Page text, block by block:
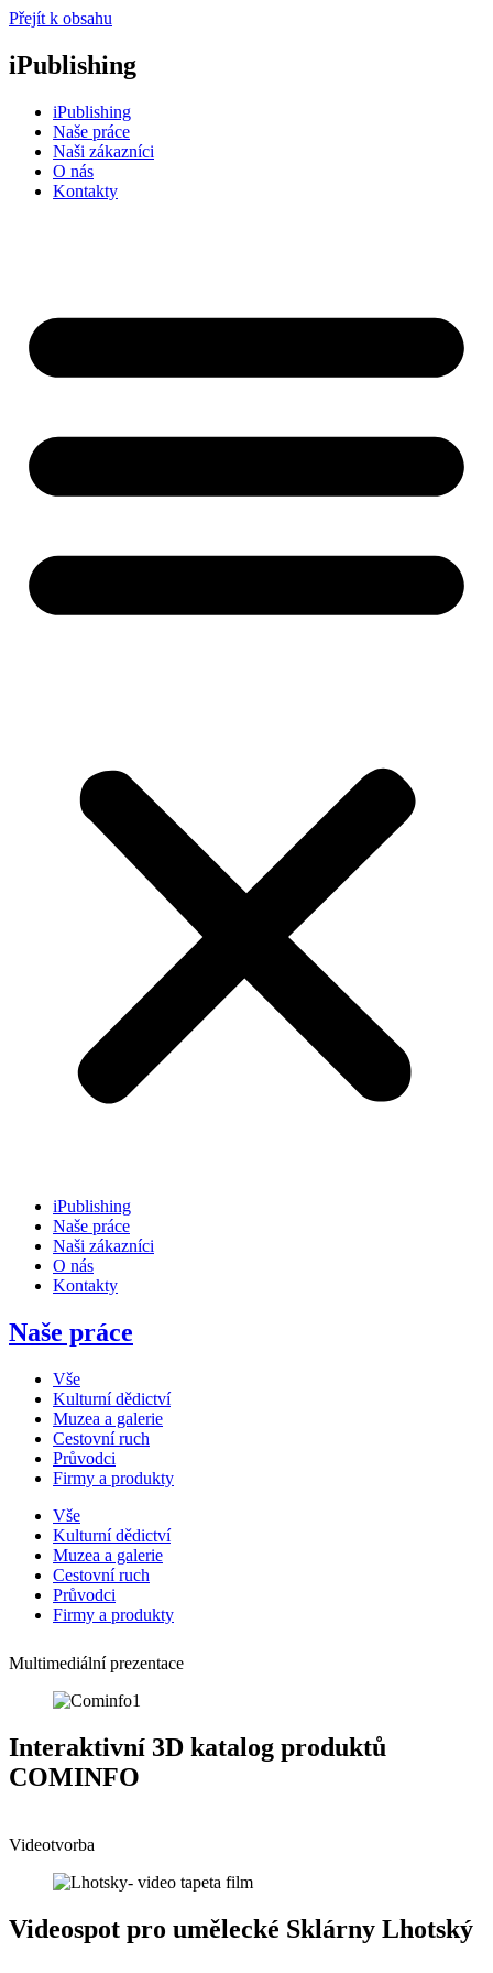
Přejít k obsahu
iPublishing
iPublishing
Naše práce
Naši zákazníci
O nás
Kontakty
iPublishing
Naše práce
Naši zákazníci
O nás
Kontakty
Naše práce
Vše
Kulturní dědictví
Muzea a galerie
Cestovní ruch
Průvodci
Firmy a produkty
Vše
Kulturní dědictví
Muzea a galerie
Cestovní ruch
Průvodci
Firmy a produkty
Multimediální prezentace
Interaktivní 3D katalog produktů
COMINFO
Videotvorba
Videospot pro umělecké Sklárny Lhotský